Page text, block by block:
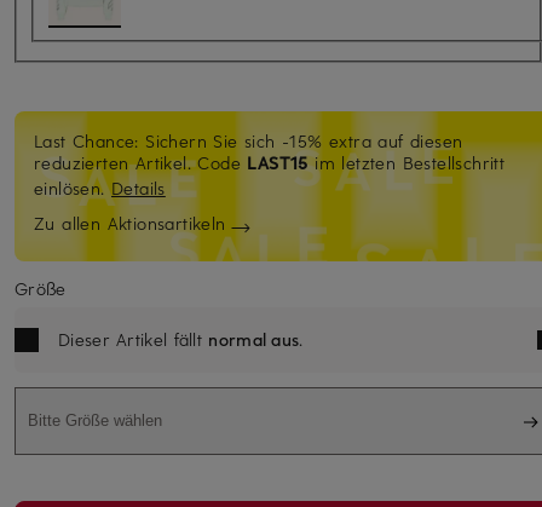
Last Chance: Sichern Sie sich -15% extra auf diesen
reduzierten Artikel. Code LAST15im letzten Bestellschritt
einlösen.Details
Zu allen Aktionsartikeln
Größe
Dieser Artikel fällt normal aus.
Bitte Größe wählen